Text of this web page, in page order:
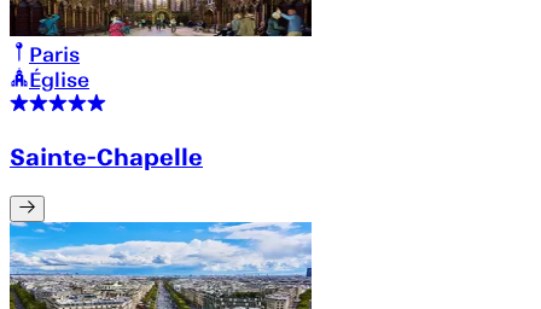
Paris
Église
Sainte-Chapelle